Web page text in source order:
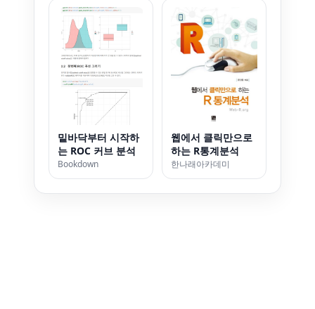
밑바닥부터 시작하
는 ROC 커브 분석
Bookdown
웹에서 클릭만으로
하는 R통계분석
한나래아카데미